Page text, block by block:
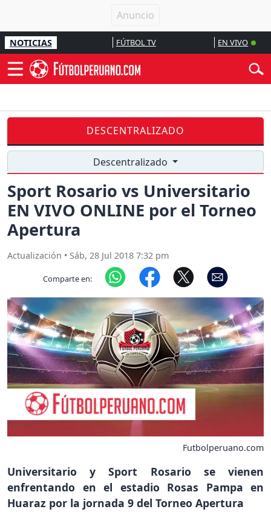
NOTICIAS FÚTBOL TV EN VIVO
DESCENTRALIZADO
Descentralizado
Sport Rosario vs Universitario
EN VIVO ONLINE por el Torneo
Apertura
Actualización • Sáb, 28 Jul 2018 7:32 pm
Comparte en:
Futbolperuano.com
Universitario y Sport Rosario se vienen
enfrentando en el estadio Rosas Pampa en
Huaraz por la jornada 9 del Torneo Apertura